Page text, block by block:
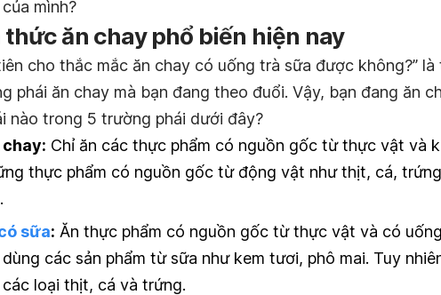
mình?
thức ăn chay phổ biến hiện nay
cho thắc mắc ăn chay có uống trà sữa được không?” là
phái ăn chay mà bạn đang theo đuổi. Vậy, bạn đang ăn
nào trong 5 trường phái dưới đây?
chay: Chỉ ăn các thực phẩm có nguồn gốc từ thực vật và
thực phẩm có nguồn gốc từ động vật như thịt, cá,
sữa: Ăn thực phẩm có nguồn gốc từ thực vật và có
các sản phẩm từ sữa như kem tươi, phô mai. Tuy
loại thịt, cá và trứng.